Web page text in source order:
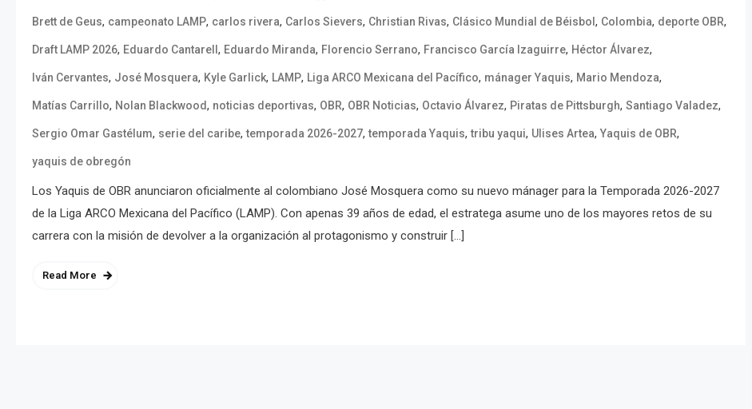
Brett de Geus, campeonato LAMP, carlos rivera, Carlos Sievers, Christian Rivas, Clásico Mundial de Béisbol , Colombia, deporte OBR,
Draft LAMP 2026, Eduardo Cantarell , Eduardo Miranda, Florencio Serrano, Francisco García Izaguirre, Héctor Álvarez,
Iván Cervantes, José Mosquera, Kyle Garlick, LAMP, Liga ARCO Mexicana del Pacífico, mánager Yaquis, Mario Mendoza,
Matías Carrillo, Nolan Blackwood, noticias deportivas, OBR, OBR Noticias, Octavio Álvarez, Piratas de Pittsburgh, Santiago Valadez,
Sergio Omar Gastélum, serie del caribe,temporada 2026-2027,temporada Yaquis,tribu yaqui, Ulises Artea, Yaquis de OBR,
yaquis de obregón
Los Yaquis de OBR anunciaron oficialmente al colombiano José Mosquera como su nuevo mánager para la Temporada 2026-2027
de la Liga ARCO Mexicana del Pacífico (LAMP). Con apenas 39 años de edad, el estratega asume uno de los mayores retos de su
carrera con la misión de devolver a la organización al protagonismo y construir […]
Read More